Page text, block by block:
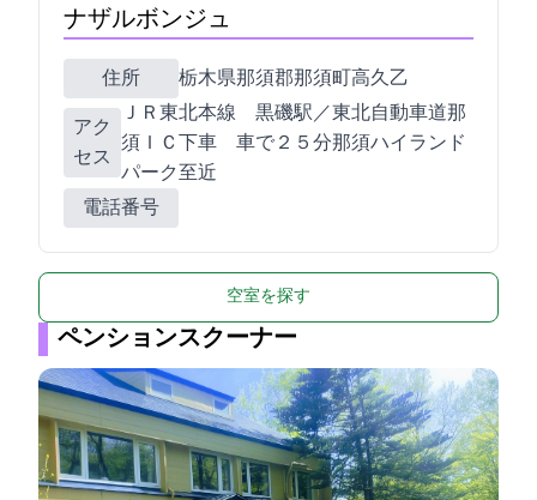
ナザルボンジュ
住所 栃木県那須郡那須町高久乙1881-162
アク
セス
ＪＲ東北本線 黒磯駅／東北自動車道那
須ＩＣ下車 車で２５分那須ハイランド
パーク至近
電話番号
空室を探す
ペンションスクーナー